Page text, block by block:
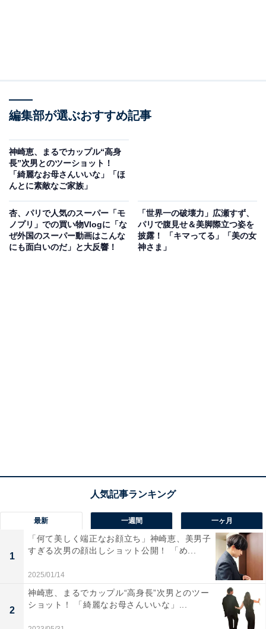
編集部が選ぶおすすめ記事
神崎恵、まるでカップル“高身
長”次男とのツーショット！
「綺麗なお母さんいいな」「ほ
んとに素敵なご家族」
杏、パリで人気のスーパー「モ
ノプリ」での買い物Vlogに「な
ぜ外国のスーパー動画はこんな
にも面白いのだ」と大反響！
「世界一の破壊力」広瀬すず、
パリで腹見せ＆美脚際立つ姿を
披露！ 「キマってる」「美の女
神さま」
最新 一週間 一ヶ月
1
「何て美しく端正なお顔立ち」神崎恵、美男子
すぎる次男の顔出しショット公開！ 「め...
2025/01/14
2
神崎恵、まるでカップル“高身長”次男とのツー
ショット！ 「綺麗なお母さんいいな」...